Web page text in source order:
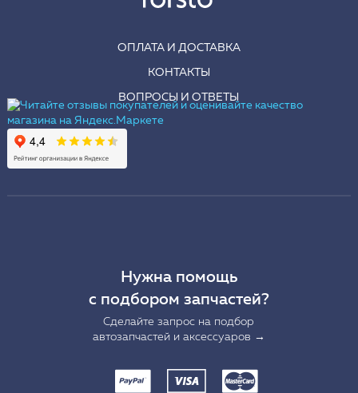
ОПЛАТА И ДОСТАВКА
КОНТАКТЫ
ВОПРОСЫ И ОТВЕТЫ
Нужна помощь
с подбором запчастей?
Сделайте запрос на подбор
автозапчастей и аксессуаров →